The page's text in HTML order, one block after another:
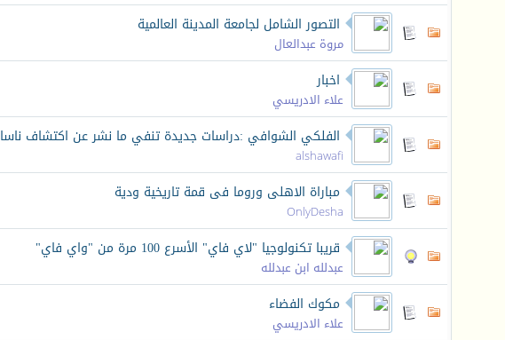
التصور الشامل لجامعة المدينة العالمية
مروة عبدالعال
اخبار
علاء الادريسي
الفلكي الشوافي :دراسات جديدة تنفي ما نشر عن اكتشاف ناسا 3 كواكب صالحة للعيش من اصل 7 كواكب تشبه الأر
alshawafi
مباراة الاهلى وروما فى قمة تاريخية ودية
OnlyDesha
قريبا تكنولوجيا "لاي فاي" الأسرع 100 مرة من "واي فاي"
عبدلله ابن عبدلله
مكوك الفضاء
علاء الادريسي